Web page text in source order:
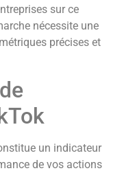
sur ce
nécessite une
précises et
un indicateur
de vos actions